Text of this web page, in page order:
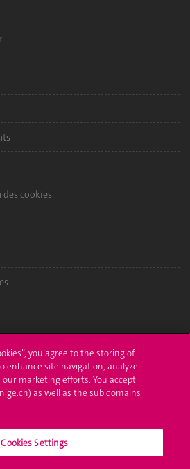
cookies
you agree to the storing of
enhance site navigation, analyze
marketing efforts. You accept
as well as the sub domains
Cookies Settings